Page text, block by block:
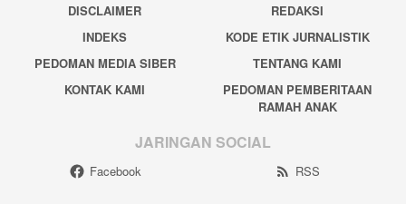
DISCLAIMER
REDAKSI
INDEKS
KODE ETIK JURNALISTIK
PEDOMAN MEDIA SIBER
TENTANG KAMI
KONTAK KAMI
PEDOMAN PEMBERITAAN
RAMAH ANAK
JARINGAN SOCIAL
Facebook RSS